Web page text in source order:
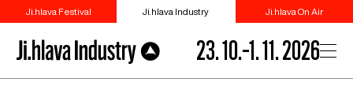
Ji.hlava Festival Ji.hlava Industry Ji.hlava On Air
23. 10.–1. 11. 2026